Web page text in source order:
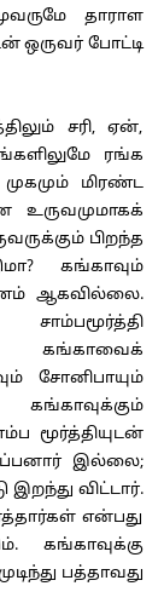
தாராள
ஒருவர் போட்டி
சரி, ஏன்,
ரங்க
மிரண்ட
உருவமுமாகக்
பிறந்த
கங்காவும்
ஆகவில்லை.
கங்காவைக்
சோனிபாயும்
மூர்த்தியுடன்
இல்லை;
விட்டார்.
என்பது
கங்காவுக்கு
பத்தாவது